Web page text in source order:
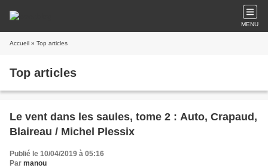
MENU
Accueil » Top articles
Top articles
Le vent dans les saules, tome 2 : Auto, Crapaud,
Blaireau / Michel Plessix
Publié le 10/04/2019 à 05:16
Par manou